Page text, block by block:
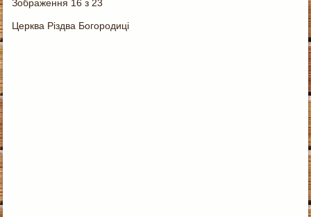
Зображення 16 з 23
Церква Різдва Богородиці